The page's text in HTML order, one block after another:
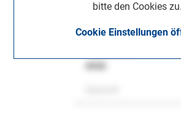
bitte den Cookies zu.
Cookie Einstellungen